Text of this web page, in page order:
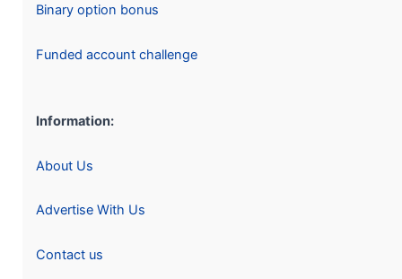
Binary option bonus
Funded account challenge
Information:
About Us
Advertise With Us
Contact us